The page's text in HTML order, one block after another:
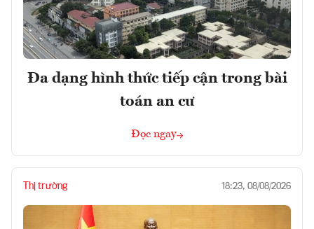
Đa dạng hình thức tiếp cận trong bài
toán an cư
Đọc ngay
Thị trường 18:23, 08/08/2026